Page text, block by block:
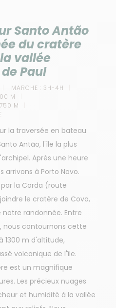
Santo Antão
du cratère
vallée
Paul
MARCHE : 3H-4H
M
750 M
la traversée en bateau
Antão, l'île la plus
Après une heure
arrivons à Porto Novo.
la Corda (route
le cratère de Cova,
randonnée. Entre
nous contournons cette
1300 m d'altitude,
volcanique de l'île.
est un magnifique
Les précieux nuages
et humidité à la vallée